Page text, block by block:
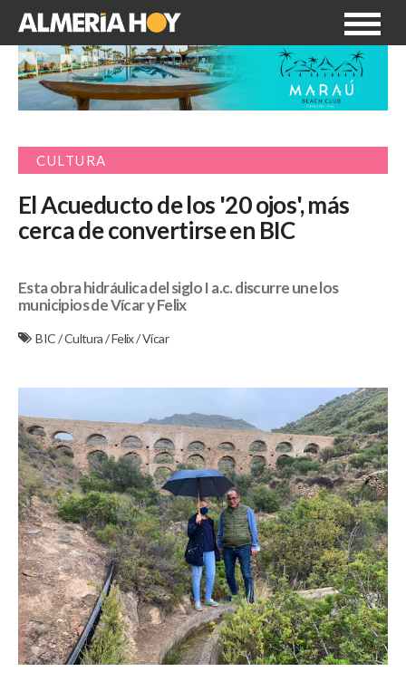
CULTURA
El Acueducto de los '20 ojos', más
cerca de convertirse en BIC
Esta obra hidráulica del siglo I a.c. discurre une los
municipios de Vícar y Felix
BIC/Cultura/Felix/Vícar